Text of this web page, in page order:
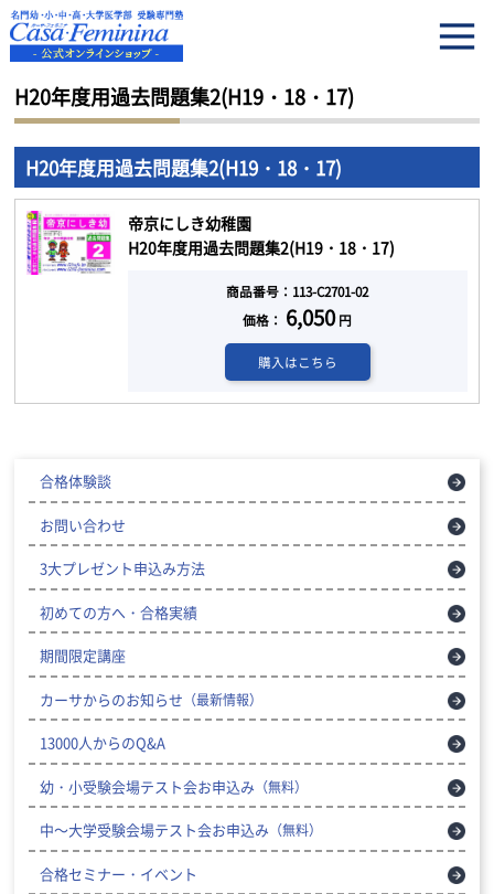
HOME H20年度用過去問題集2(H19・18・17)
H20年度用過去問題集2(H19・18・17)
H20年度用過去問題集2(H19・18・17)
帝京にしき幼稚園
H20年度用過去問題集2(H19・18・17)
商品番号：113-C2701-02
価格： 6,050円
購入はこちら
合格体験談
お問い合わせ
3大プレゼント申込み方法
初めての方へ・合格実績
期間限定講座
カーサからのお知らせ （最新情報）
13000人からのQ&A
幼・小受験会場テスト会お申込み （無料）
中～大学受験会場テスト会お申込み （無料）
合格セミナー・イベント